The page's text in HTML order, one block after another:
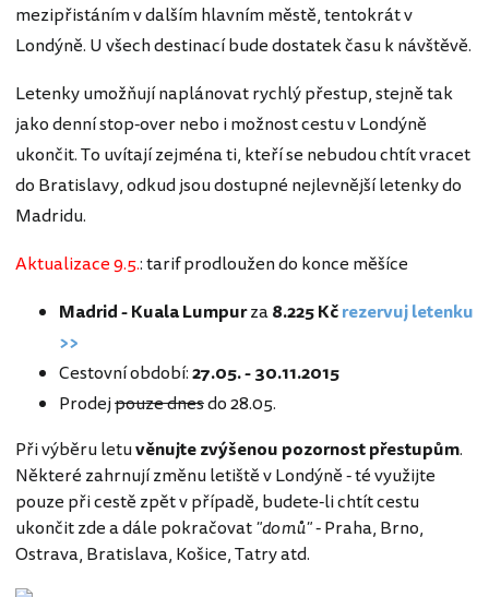
mezipřistáním v dalším hlavním městě, tentokrát v
Londýně. U všech destinací bude dostatek času k návštěvě.
Letenky umožňují naplánovat rychlý přestup, stejně tak
jako denní stop-over nebo i možnost cestu v Londýně
ukončit. To uvítají zejména ti, kteří se nebudou chtít vracet
do Bratislavy, odkud jsou dostupné nejlevnější letenky do
Madridu.
Aktualizace 9.5.: tarif prodloužen do konce měšíce
Madrid - Kuala Lumpurza8.225 Kčrezervuj letenku
>>
Cestovní období:27.05. - 30.11.2015
Prodejpouze dnesdo 28.05.
Při výběru letuvěnujte zvýšenou pozornost přestupům.
Některé zahrnují změnu letiště v Londýně - té využijte
pouze při cestě zpět v případě, budete-li chtít cestu
ukončit zde a dále pokračovat"domů"- Praha, Brno,
Ostrava, Bratislava, Košice, Tatry atd.